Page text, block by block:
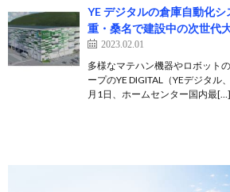
YE デジタルの倉庫自動化
重・桑名で建設中の次世代
2023.02.01
多様なマテハン機器やロボット
ープのYE DIGITAL（YEデジタル
月1日、ホームセンター国内最[…]